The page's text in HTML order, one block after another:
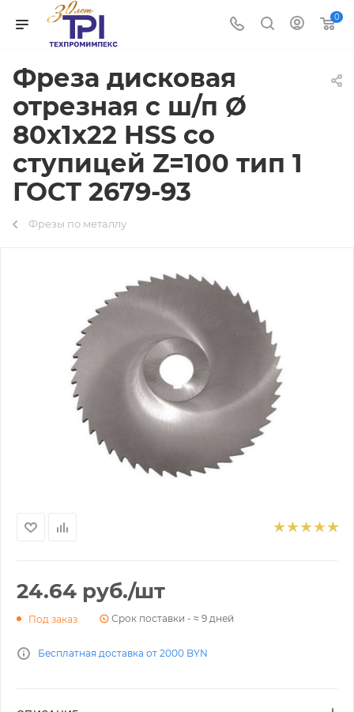
0
Фреза дисковая
отрезная с ш/п Ø
80х1х22 HSS со
ступицей Z=100 тип 1
ГОСТ 2679-93
Фрезы по металлу
24.64 руб./шт
Под заказ Срок поставки - ≈ 9 дней
Бесплатная доставка от 2000 BYN